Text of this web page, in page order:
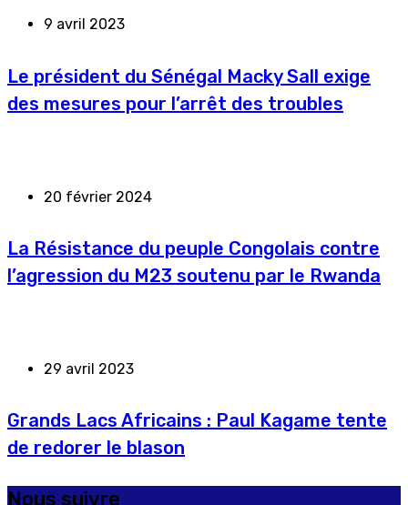
9 avril 2023
Le président du Sénégal Macky Sall exige
des mesures pour l’arrêt des troubles
20 février 2024
La Résistance du peuple Congolais contre
l’agression du M23 soutenu par le Rwanda
29 avril 2023
Grands Lacs Africains : Paul Kagame tente
de redorer le blason
Nous suivre